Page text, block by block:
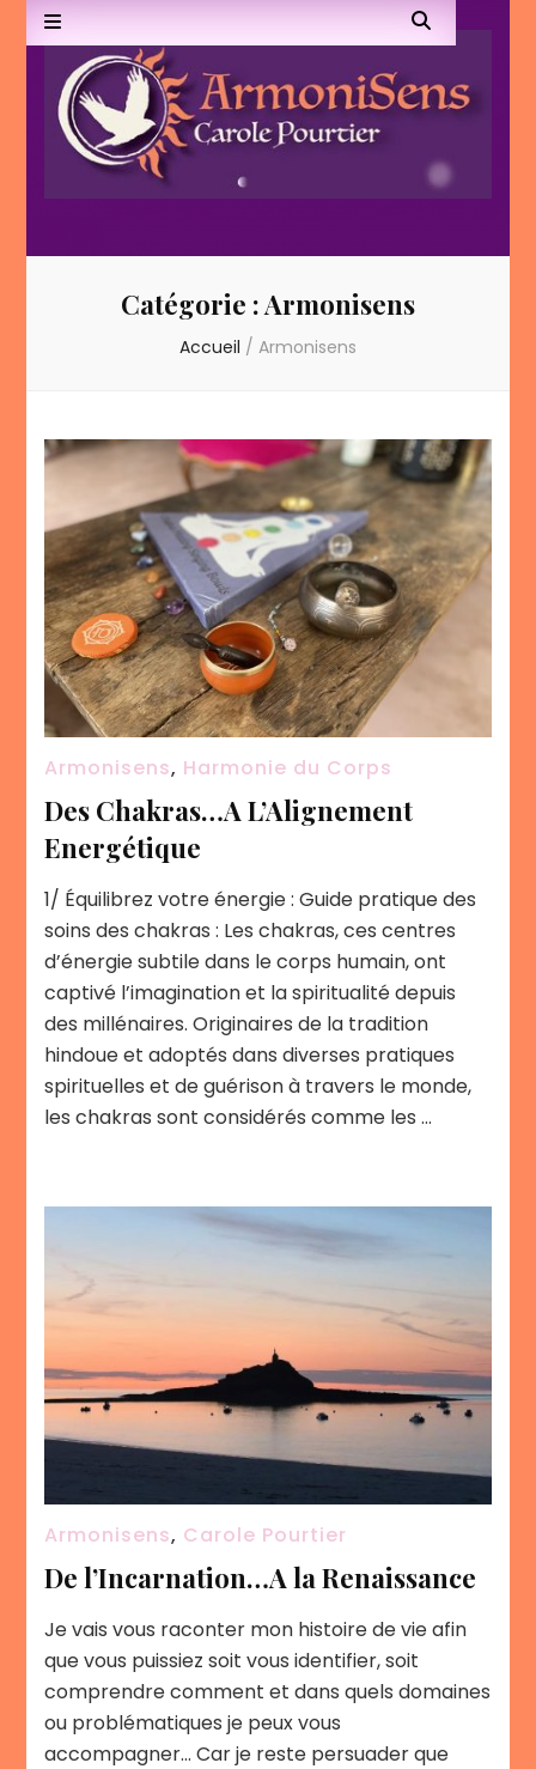
Armonisens
Catégorie :Armonisens
Accueil / Armonisens
Armonisens, Harmonie du Corps
Des Chakras…A L’Alignement
Energétique
1/ Équilibrez votre énergie : Guide pratique des
soins des chakras : Les chakras, ces centres
d’énergie subtile dans le corps humain, ont
captivé l’imagination et la spiritualité depuis
des millénaires. Originaires de la tradition
hindoue et adoptés dans diverses pratiques
spirituelles et de guérison à travers le monde,
les chakras sont considérés comme les …
Armonisens, Carole Pourtier
De l’Incarnation…A la Renaissance
Je vais vous raconter mon histoire de vie afin
que vous puissiez soit vous identifier, soit
comprendre comment et dans quels domaines
ou problématiques je peux vous
accompagner… Car je reste persuader que